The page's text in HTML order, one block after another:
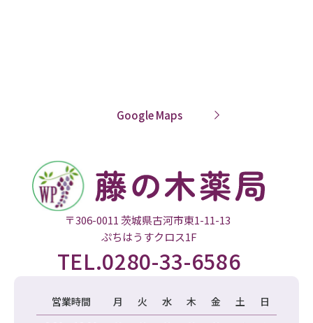
Google Maps
〒306-0011 茨城県古河市東1-11-13
ぷちはうすクロス1F
TEL.0280-33-6586
営業時間 月 火 水 木 金 土
日